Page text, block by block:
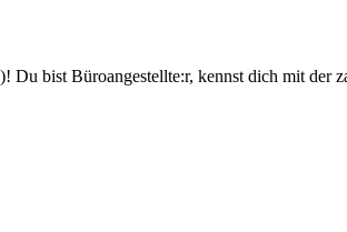
Büroangestellte:r, kennst dich mit der